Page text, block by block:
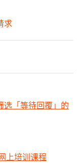
求
选「等待回覆」的
上培训课程